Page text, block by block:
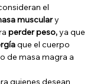
el
musculary
perder peso,ya que
que el cuerpo
de masa magra a
quienes desean